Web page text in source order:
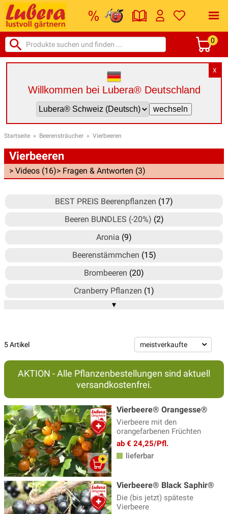
0
X
Willkommen bei Lubera® Deutschland
Startseite » Beerensträucher » Vierbeeren
Vierbeeren
> Videos (16)> Fragen & Antworten (3)
BEST PREIS Beerenpflanzen (17)
Beeren BUNDLES (-20%) (2)
Aronia (9)
Beerenstämmchen (15)
Brombeeren (20)
Cranberry Pflanzen (1)
Erdbeeren
(11)
Gewürzpflanzen(7)
Goji Beeren(3)
Grosse Beerenpflanzen(17)
Heidelbeeren(37)
Himbeeren(44)
Holunder(15)
Honigbeeren (Erstbeeren®)
Hopfen(8)
Johannisbeeren(41)
▾
5 Artikel
AKTION - Alle Pflanzenbestellungen sind aktuell
versandkostenfrei.
Vierbeere® Orangesse®
Vierbeere mit den
orangefarbenen Früchten
ab € 24,25/Pfl.
lieferbar
Vierbeere® Black Saphir®
Die (bis jetzt) späteste
Vierbeere